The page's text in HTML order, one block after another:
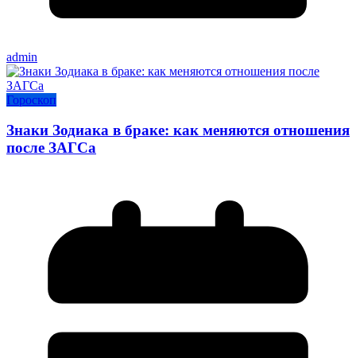
admin
Гороскоп
Знаки Зодиака в браке: как меняются отношения
после ЗАГСа